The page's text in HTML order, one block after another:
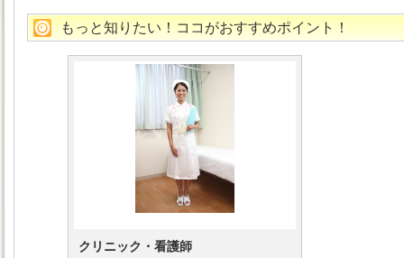
もっと知りたい！ココがおすすめポイント！
クリニック・看護師